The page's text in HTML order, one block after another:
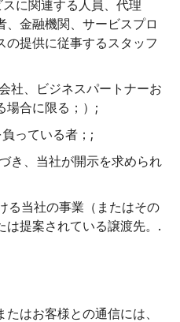
に関連する人員、代理
、金融機関、サービスプロ
の提供に従事するスタッフ
社、ビジネスパートナーお
場合に限る；）;
っている者；;
き、当社が開示を求められ
る当社の事業（またはその
は提案されている譲渡先。.
はお客様との通信には、